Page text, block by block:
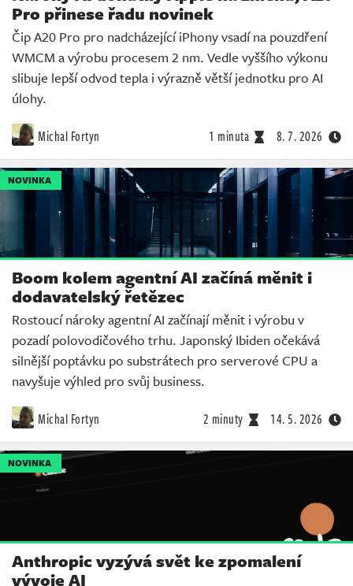
Pro přinese řadu novinek
Čip A20 Pro pro nadcházející iPhony vsadí na pouzdření
WMCM a výrobu procesem 2 nm. Vedle vyššího výkonu
slibuje lepší odvod tepla i výrazně větší jednotku pro AI
úlohy.
Michal Fortyn 1 minuta 8. 7. 2026
NOVINKA
Boom kolem agentní AI začíná měnit i
dodavatelský řetězec
Rostoucí nároky agentní AI začínají měnit i výrobu v
pozadí polovodičového trhu. Japonský Ibiden očekává
silnější poptávku po substrátech pro serverové CPU a
navyšuje výhled pro svůj business.
Michal Fortyn 2 minuty 14. 5. 2026
NOVINKA
Anthropic vyzývá svět ke zpomalení
vývoje AI